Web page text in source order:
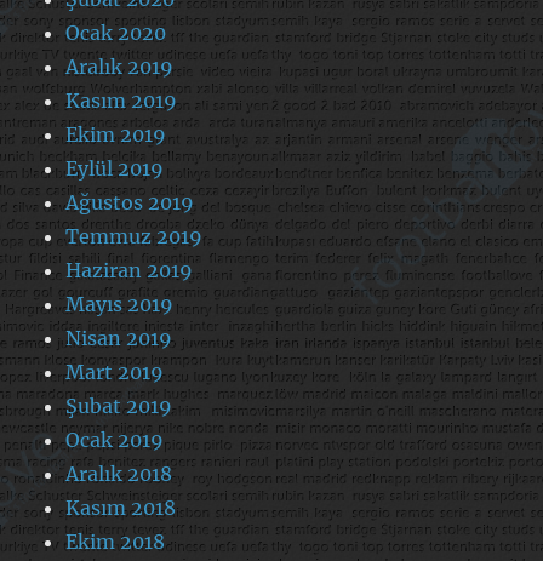
Ocak 2020
Aralık 2019
Kasım 2019
Ekim 2019
Eylül 2019
Ağustos 2019
Temmuz 2019
Haziran 2019
Mayıs 2019
Nisan 2019
Mart 2019
Şubat 2019
Ocak 2019
Aralık 2018
Kasım 2018
Ekim 2018